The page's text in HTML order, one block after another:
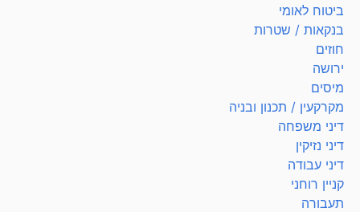
ביטוח לאומי
בנקאות / שטרות
חוזים
ירושה
מיסים
מקרקעין / תכנון ובניה
דיני משפחה
דיני נזיקין
דיני עבודה
קניין רוחני
תעבורה